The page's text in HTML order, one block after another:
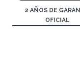
2 AÑOS DE
OFICIAL